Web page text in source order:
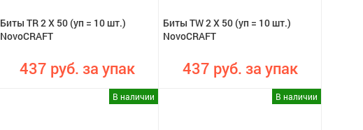
Биты TR 2 X 50 (уп = 10 шт.)
NovoCRAFT
437 руб. за упак
Биты TW 2 X 50 (уп = 10 шт.)
NovoCRAFT
437 руб. за упак
В наличии В наличии